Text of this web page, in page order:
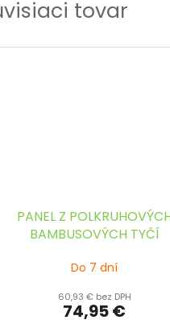
tovar
PANEL Z
BAMBUSOVÝCH TYČÍ
Do 7 dní
60,93 € bez DPH
74,95 €